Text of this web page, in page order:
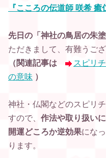
『こころの伝道師 咲希 癒
先日の「神社の鳥居の朱
ただきまして、有難うご
（関連記事は
スピリ
の意味 ）
神社・仏閣などのスピリ
すので、 作法や取り扱い
開運どころか逆効果にな
ります。